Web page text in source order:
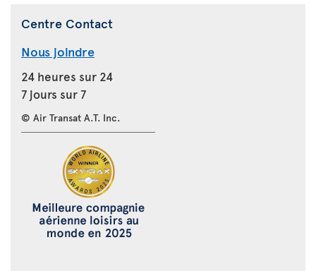
Centre Contact
Nous joindre
24 heures sur 24
7 jours sur 7
© Air Transat A.T. Inc.